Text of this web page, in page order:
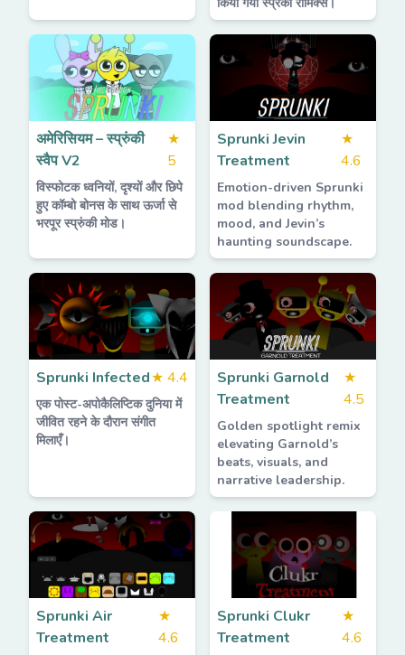
अमेरिसियम – स्प्रुंकी
स्वैप V2
★
5
विस्फोटक ध्वनियों, दृश्यों और छिपे
हुए कॉम्बो बोनस के साथ ऊर्जा से
भरपूर स्प्रुंकी मोड।
Sprunki Jevin
Treatment
★
4.6
Emotion-driven Sprunki
mod blending rhythm,
mood, and Jevin’s
haunting soundscape.
Sprunki Infected★ 4.4
एक पोस्ट-अपोकैलिप्टिक दुनिया में
जीवित रहने के दौरान संगीत
मिलाएँ।
Sprunki Garnold
Treatment
★
4.5
Golden spotlight remix
elevating Garnold’s
beats, visuals, and
narrative leadership.
Sprunki Air
Treatment
★
4.6
Sprunki Clukr
Treatment
★
4.6